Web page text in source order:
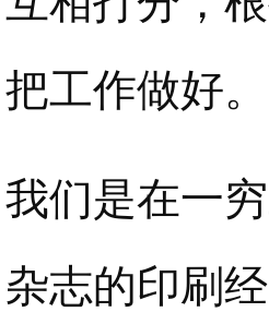
把工作做好。
我们是在一
杂志的印刷